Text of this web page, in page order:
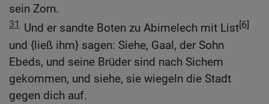
sein Zorn.
31 Und er sandte Boten zu Abimelech mit List[6]
und {ließ ihm} sagen: Siehe, Gaal, der Sohn
Ebeds, und seine Brüder sind nach Sichem
gekommen, und siehe, sie wiegeln die Stadt
gegen dich auf.